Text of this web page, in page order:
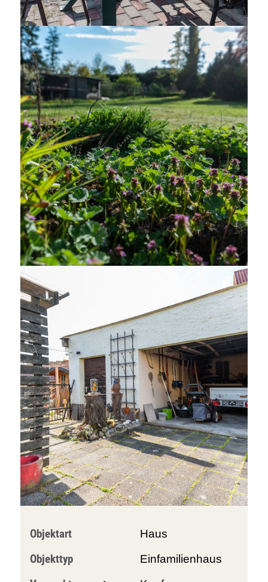
Objektart Haus
Objekttyp Einfamilienhaus